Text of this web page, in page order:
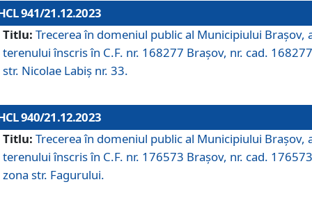
941/21.12.2023
Titlu: Trecerea în domeniul public al Municipiului Braşov,
terenului înscris în C.F. nr. 168277 Brașov, nr. cad.
str. Nicolae Labiș nr. 33.
940/21.12.2023
Titlu: Trecerea în domeniul public al Municipiului Braşov,
terenului înscris în C.F. nr. 176573 Brașov, nr. cad.
zona str. Fagurului.